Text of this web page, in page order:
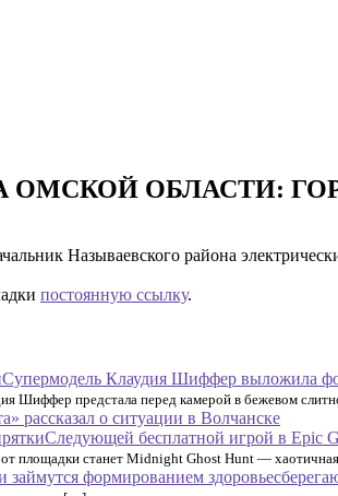
ОМСКОЙ ОБЛАСТИ:
Называевского района
постоянную ссылку.
Супермодель Клаудия Шиффер выложила
Шиффер предстала перед камерой в бежевом
рассказал о ситуации в Волчанске
Следующей бесплатной игрой в Epic
площадки станет Midnight Ghost Hunt —
займутся формированием